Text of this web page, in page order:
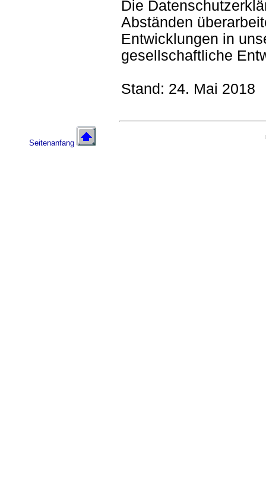
Die
Abständen
Entwicklungen in
gesellschaftliche
Stand: 24. Mai 2018
Seitenanfang